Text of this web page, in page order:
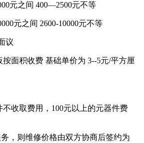
元之间 400—2500元不等
元之间 2600-10000元不等
议
面积收费 基础单价为 3--5元/平方厘
不收取费用，100元以上的元器件费
，则维修价格由双方协商后签约为